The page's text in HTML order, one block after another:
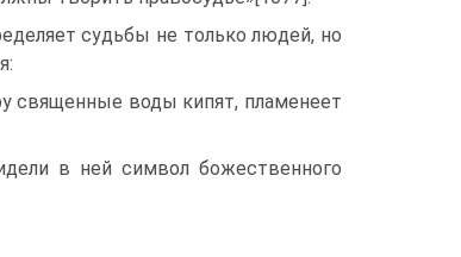
судьбы не только людей, но
священные воды кипят, пламенеет
в ней символ божественного